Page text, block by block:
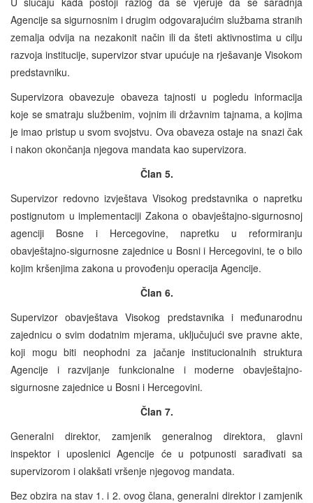
Agencije sa sigurnosnim i drugim odgovarajućim službama stranih
zemalja odvija na nezakonit način ili da šteti aktivnostima u cilju
razvoja institucije, supervizor stvar upućuje na rješavanje Visokom
predstavniku.
Supervizora obavezuje obaveza tajnosti u pogledu informacija
koje se smatraju službenim, vojnim ili državnim tajnama, a kojima
je imao pristup u svom svojstvu. Ova obaveza ostaje na snazi čak
i nakon okončanja njegova mandata kao supervizora.
Član 5.
Supervizor redovno izvještava Visokog predstavnika o napretku
postignutom u implementaciji Zakona o obavještajno-sigurnosnoj
agenciji Bosne i Hercegovine, napretku u reformiranju
obavještajno-sigurnosne zajednice u Bosni i Hercegovini, te o bilo
kojim kršenjima zakona u provođenju operacija Agencije.
Član 6.
Supervizor obavještava Visokog predstavnika i međunarodnu
zajednicu o svim dodatnim mjerama, uključujući sve pravne akte,
koji mogu biti neophodni za jačanje institucionalnih struktura
Agencije i razvijanje funkcionalne i moderne obavještajno-
sigurnosne zajednice u Bosni i Hercegovini.
Član 7.
Generalni direktor, zamjenik generalnog direktora, glavni
inspektor i uposlenici Agencije će u potpunosti sarađivati sa
supervizorom i olakšati vršenje njegovog mandata.
Bez obzira na stav 1. i 2. ovog člana, generalni direktor i zamjenik